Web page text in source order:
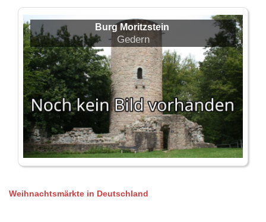
Burg Moritzstein
Gedern
Weihnachtsmärkte in Deutschland